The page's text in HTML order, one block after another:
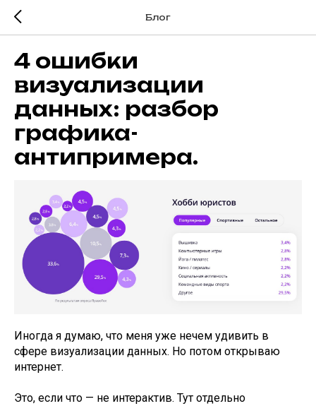
Блог
4 ошибки
визуализации
данных: разбор
графика-
антипримера.
Иногда я думаю, что меня уже нечем удивить в
сфере визуализации данных. Но потом открываю
интернет.
Это, если что — не интерактив. Тут отдельно